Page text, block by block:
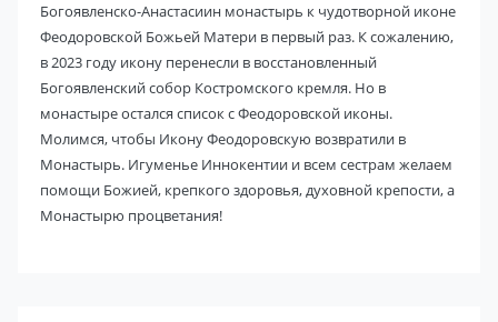
Богоявленско-Анастасиин монастырь к чудотворной иконе
Феодоровской Божьей Матери в первый раз. К сожалению,
в 2023 году икону перенесли в восстановленный
Богоявленский собор Костромского кремля. Но в
монастыре остался список с Феодоровской иконы.
Молимся, чтобы Икону Феодоровскую возвратили в
Монастырь. Игуменье Иннокентии и всем сестрам желаем
помощи Божией, крепкого здоровья, духовной крепости, а
Монастырю процветания!